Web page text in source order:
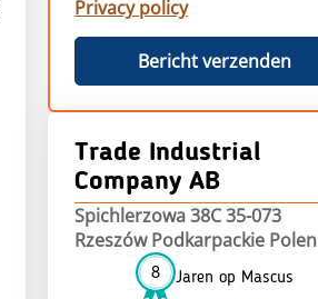
Privacy policy
Bericht verzenden
Trade Industrial
Company AB
Spichlerzowa 38C 35-073
Rzeszów Podkarpackie Polen
8 Jaren op Mascus